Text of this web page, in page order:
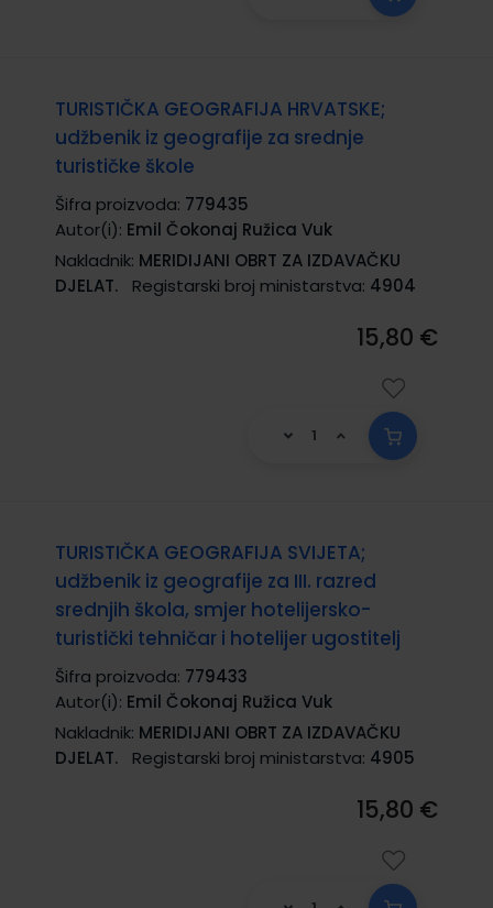
TURISTIČKA GEOGRAFIJA HRVATSKE;
udžbenik iz geografije za srednje
turističke škole
Šifra proizvoda: 779435
Autor(i): Emil Čokonaj Ružica Vuk
Nakladnik: MERIDIJANI OBRT ZA IZDAVAČKU
DJELAT.
Registarski broj ministarstva: 4904
15,80 €
TURISTIČKA GEOGRAFIJA SVIJETA;
udžbenik iz geografije za III. razred
srednjih škola, smjer hotelijersko-
turistički tehničar i hotelijer ugostitelj
Šifra proizvoda: 779433
Autor(i): Emil Čokonaj Ružica Vuk
Nakladnik: MERIDIJANI OBRT ZA IZDAVAČKU
DJELAT.
Registarski broj ministarstva: 4905
15,80 €